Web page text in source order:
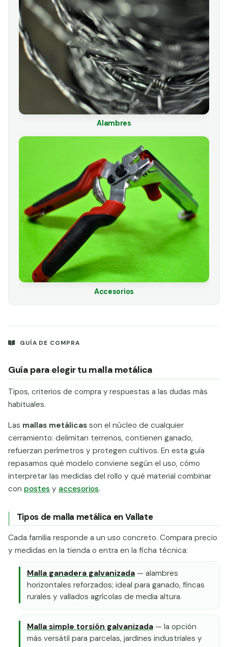
Alambres
Accesorios
GUÍA DE COMPRA
Guía para elegir tu malla metálica
Tipos, criterios de compra y respuestas a las dudas más
habituales.
Las mallas metálicas son el núcleo de cualquier
cerramiento: delimitan terrenos, contienen ganado,
refuerzan perímetros y protegen cultivos. En esta guía
repasamos qué modelo conviene según el uso, cómo
interpretar las medidas del rollo y qué material combinar
con postes y accesorios.
Tipos de malla metálica en Vallate
Cada familia responde a un uso concreto. Compara precio
y medidas en la tienda o entra en la ficha técnica:
Malla ganadera galvanizada — alambres
horizontales reforzados; ideal para ganado, fincas
rurales y vallados agrícolas de media altura.
Malla simple torsión galvanizada — la opción
más versátil para parcelas, jardines industriales y